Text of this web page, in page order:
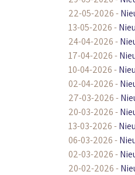
22-05-2026-
13-05-2026-
24-04-2026-
17-04-2026-
10-04-2026-
02-04-2026-
27-03-2026-
20-03-2026-
13-03-2026-
06-03-2026-
02-03-2026-
20-02-2026-